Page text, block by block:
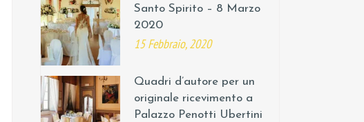
Santo Spirito – 8 Marzo
2020
15 Febbraio, 2020
Quadri d’autore per un
originale ricevimento a
Palazzo Penotti Ubertini